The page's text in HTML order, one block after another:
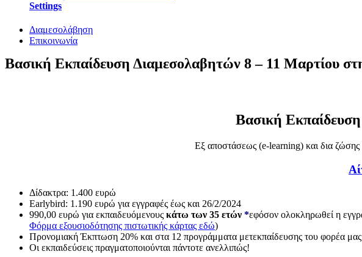
Settings
Διαμεσολάβηση
Επικοινωνία
Βασική Εκπαίδευση Διαμεσολαβητών 8 – 11 Μαρτίου
Βασική
Εξ αποστάσεως (e-learning) και δια
Δίδακτρα: 1.400 ευρώ
Εarlybird: 1.190 ευρώ για εγγραφές έως και 26/2/2024
990,00 ευρώ για εκπαιδευόμενους κάτω των 35 ετών *εφόσον ολοκληρωθεί η
Φόρμα εξουσιοδότησης πιστωτικής κάρτας εδώ)
Προνομιακή Έκπτωση 20% και στα 12 προγράμματα μετεκπαίδευσης του φορέα μας
Οι εκπαιδεύσεις πραγματοποιούνται πάντοτε ανελλιπώς!